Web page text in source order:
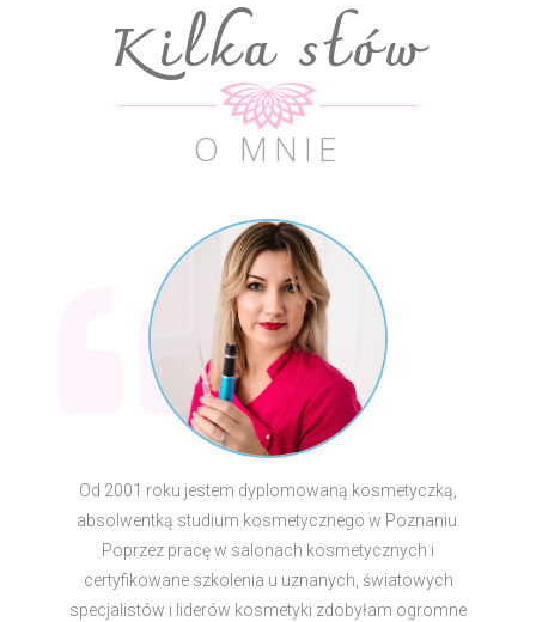
Kilka słów
O MNIE
Od 2001 roku jestem dyplomowaną kosmetyczką,
absolwentką studium kosmetycznego w Poznaniu.
Poprzez pracę w salonach kosmetycznych i
certyfikowane szkolenia u uznanych, światowych
specjalistów i liderów kosmetyki zdobyłam ogromne